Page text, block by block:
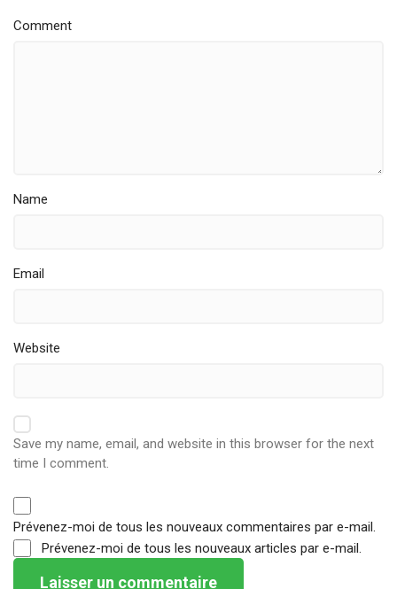
Comment
Name
Email
Website
Save my name, email, and website in this browser for the next
time I comment.
Prévenez-moi de tous les nouveaux commentaires par e-mail.
Prévenez-moi de tous les nouveaux articles par e-mail.